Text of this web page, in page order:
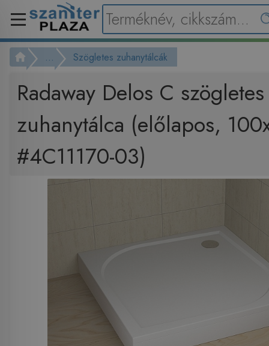
... Szögletes zuhanytálcák
Radaway Delos C szögletes
zuhanytálca (előlapos,
#4C11170-03)